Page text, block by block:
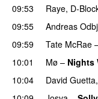
09:53 Raye, D-
09:55
Andreas
09:59
Tate McRae
10:01
Mø – Nights
10:04
David Guetta,